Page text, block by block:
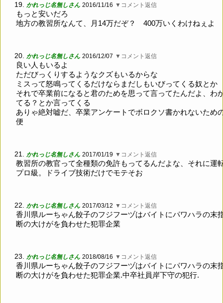
19. かれっじ名無しさん 2016/11/16 ▼コメント返信
もっと安いだろ
地方の教習所なんて、月14万だぞ？ 400万いくわけねぇよ
20. かれっじ名無しさん 2016/12/07 ▼コメント返信
良い人もいるよ
ただびっくりするようなクズもいるからな
ミスって怒鳴ってくるだけならまだしもいびってくる奴とか
それで卒業前になると君のためを思って言ってたんだよ、わ
てる？とか言ってくる
ありゃ絶対嘘だ、卒業アンケートでボロクソ書かれないため
便
21. かれっじ名無しさん 2017/01/19 ▼コメント返信
教習所の教官って全種類の免許もってるんだよな、それに運
プロ級。ドライブ技術だけでモテそお
22. かれっじ名無しさん 2017/03/12 ▼コメント返信
香川県ルーちゃん餃子のフジフーヅはバイトにパワハラの末
断の大けがを負わせた犯罪企業
23. かれっじ名無しさん 2018/08/16 ▼コメント返信
香川県ルーちゃん餃子のフジフーヅはバイトにパワハラの末
断の大けがを負わせた犯罪企業.中卒社員岸下守の犯行.